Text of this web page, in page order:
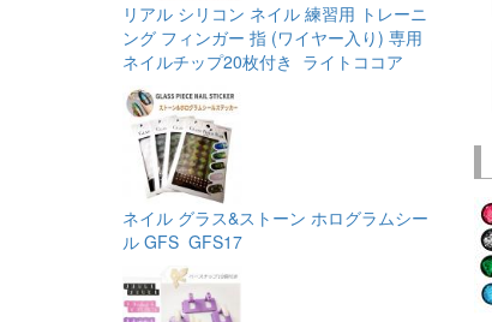
リアル シリコン ネイル 練習用 トレーニ
ング フィンガー 指 (ワイヤー入り) 専用
ネイルチップ20枚付き ライトココア
ネイル グラス&ストーン ホログラムシー
ル GFS GFS17